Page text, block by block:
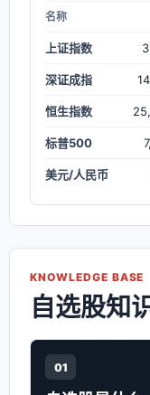
名称
上证指数
深证成指
恒生指数
标普500
美元/人民币
KNOWLEDGE BASE
自选股知
01